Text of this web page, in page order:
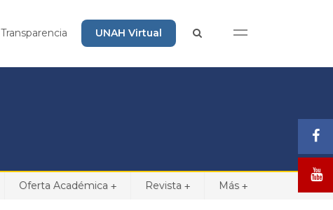
Transparencia UNAH Virtual
+
Oferta Académica +
Revista +
Más